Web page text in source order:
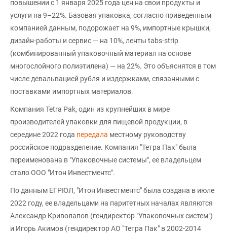
повышении с 1 января 2025 года цен на свои продукты и
услуги на 9–22%. Базовая упаковка, согласно приведенным
компанией данным, подорожает на 9%, импортные крышки,
дизайн-работы и сервис — на 10%, ленты tabs-strip
(комбинированный упаковочный материал на основе
многослойного полиэтилена) — на 22%. Это объяснятся в том
числе девальвацией рубля и издержками, связанными с
поставками импортных материалов.
Компания Tetra Pak, один из крупнейших в мире
производителей упаковки для пищевой продукции, в
середине 2022 года передала местному руководству
российское подразделение. Компания "Тетра Пак" была
переименована в "Упаковочные системы", ее владельцем
стало ООО "Итон Инвестментс".
По данным ЕГРЮЛ, "Итон Инвестментс" была создана в июле
2022 году, ее владельцами на паритетных началах являются
Александр Криволапов (гендиректор "Упаковочных систем")
и Игорь Акимов (гендиректор АО "Тетра Пак" в 2002-2014